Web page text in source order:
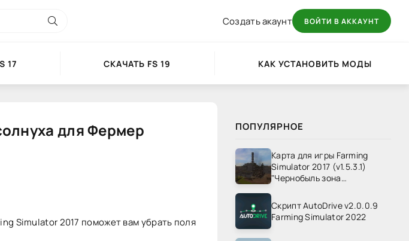
Создать акаунт ВОЙТИ В АККАУНТ
17 СКАЧАТЬ FS 19 КАК УСТАНОВИТЬ МОДЫ
для Фермер
Simulator 2017 поможет вам убрать поля
ПОПУЛЯРНОЕ
Карта для игры Farming
Simulator 2017 (v1.5.3.1)
"Чернобыль зона
Скрипт AutoDrive v2.0.0.9
Farming Simulator 2022